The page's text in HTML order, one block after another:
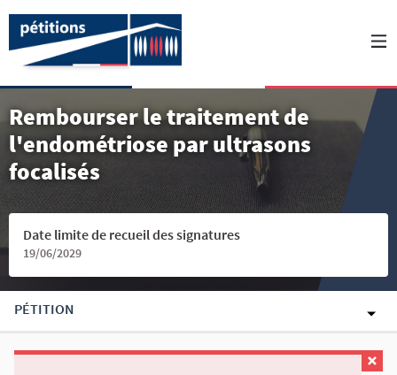
Rembourser le traitement de
l'endométriose par ultrasons
focalisés
Date limite de recueil des signatures
19/06/2029
PÉTITION